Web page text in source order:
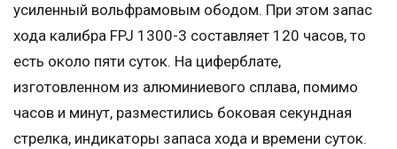
усиленный вольфрамовым ободом. При этом запас
хода калибра FPJ 1300-3 составляет 120 часов, то
есть около пяти суток. На циферблате,
изготовленном из алюминиевого сплава, помимо
часов и минут, разместились боковая секундная
стрелка, индикаторы запаса хода и времени суток.